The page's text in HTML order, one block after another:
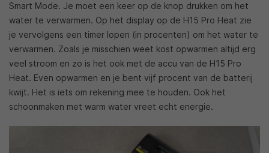
Smart Mode. Je moet een keer op de knop drukken om het
water te verwarmen. Op het display op de H15 Pro Heat zie
je vervolgens een timer lopen (in procenten) om het water te
verwarmen. Zoals je misschien weet kost opwarmen altijd erg
veel stroom en zo is het ook met de accu van de H15 Pro
Heat. Even opwarmen en je bent vijf procent van de batterij
kwijt. Het is iets om rekening mee te houden. Ook het
schoonmaken met warm water vreet echt energie.